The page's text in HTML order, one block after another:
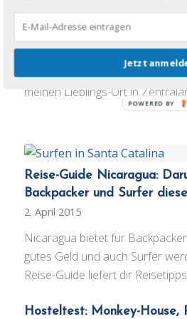
"caribbean style"
25. Juni 2015
Chillen und Surfen. Mit meinem
meinen Lieblings-Ort in
Reise-Guide Nicaragua:
Backpacker und Surfer
2. April 2015
Nicaragua bietet für
gutes Geld und auch Surfer
Reise-Guide liefert dir
Hosteltest: Monkey-House,
Jetzt
POWERED BY